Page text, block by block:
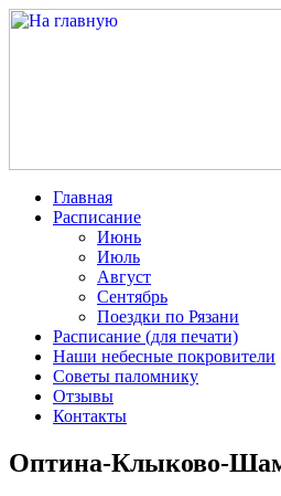
Главная
Расписание
Июнь
Июль
Август
Сентябрь
Поездки по Рязани
Расписание (для печати)
Наши небесные покровители
Советы паломнику
Отзывы
Контакты
Оптина-Клыково-